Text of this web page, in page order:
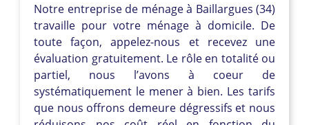
Notre entreprise de ménage à Baillargues (34)
travaille pour votre ménage à domicile. De
toute façon, appelez-nous et recevez une
évaluation gratuitement. Le rôle en totalité ou
partiel, nous l’avons à coeur de
systématiquement le mener à bien. Les tarifs
que nous offrons demeure dégressifs et nous